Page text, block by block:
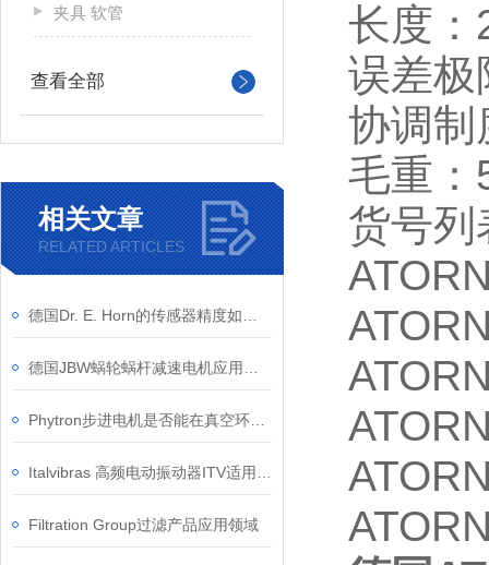
夹具 软管
查看全部
相关文章
RELATED ARTICLES
Filtration Group过滤产品应用领域
长度：
误差极
协调制
毛重：
货号列